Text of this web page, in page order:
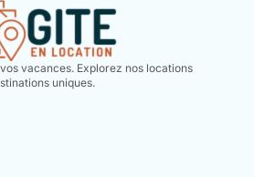
vacances. Explorez nos locations
uniques.